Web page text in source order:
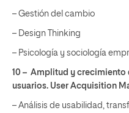
– Gestión del cambio
– Design Thinking
– Psicología y sociología
10 – Amplitud y crecimiento
usuarios. User Acquisition
– Análisis de usabilidad,